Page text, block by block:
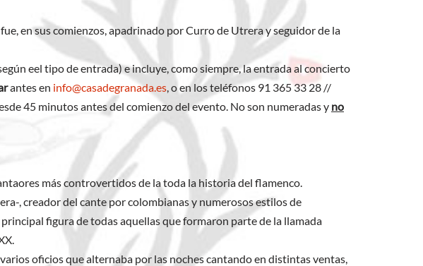
fue, en sus comienzos, apadrinado por Curro de Utrera y seguidor de la
eel tipo de entrada) e incluye, como siempre, la entrada al concierto
antes en info@casadegranada.es, o en los teléfonos 91 365 33 28 //
45 minutos antes del comienzo del evento. No son numeradas y no
más controvertidos de la toda la historia del flamenco.
, creador del cante por colombianas y numerosos estilos de
figura de todas aquellas que formaron parte de la llamada
oficios que alternaba por las noches cantando en distintas ventas,